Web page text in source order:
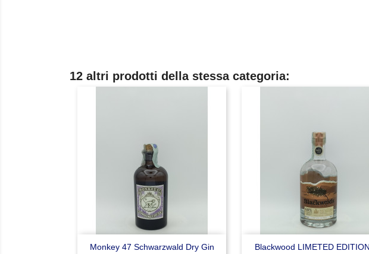
12 altri prodotti della stessa categoria:
Monkey 47 Schwarzwald Dry Gin
Anteprima Blackwood LIMETED
 Anteprima